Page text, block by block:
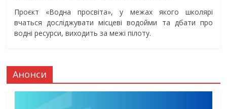
Проєкт «Водна просвіта», у межах якого школярі
вчаться досліджувати місцеві водойми та дбати про
водні ресурси, виходить за межі пілоту.
Анонси